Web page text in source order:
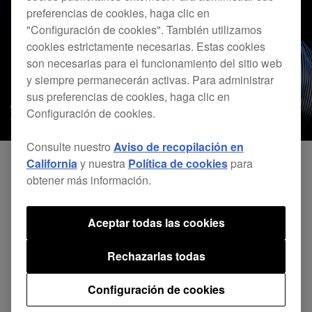
preferencias de cookies, haga clic en
"Configuración de cookies". También utilizamos
cookies estrictamente necesarias. Estas cookies
son necesarias para el funcionamiento del sitio web
y siempre permanecerán activas. Para administrar
sus preferencias de cookies, haga clic en
Configuración de cookies.
Consulte nuestro Aviso de recopilación en
Californiay nuestra Política de cookiespara
obtener más información.
Configuración de cookies
Rechazarlas todas
Aceptar todas las cookies